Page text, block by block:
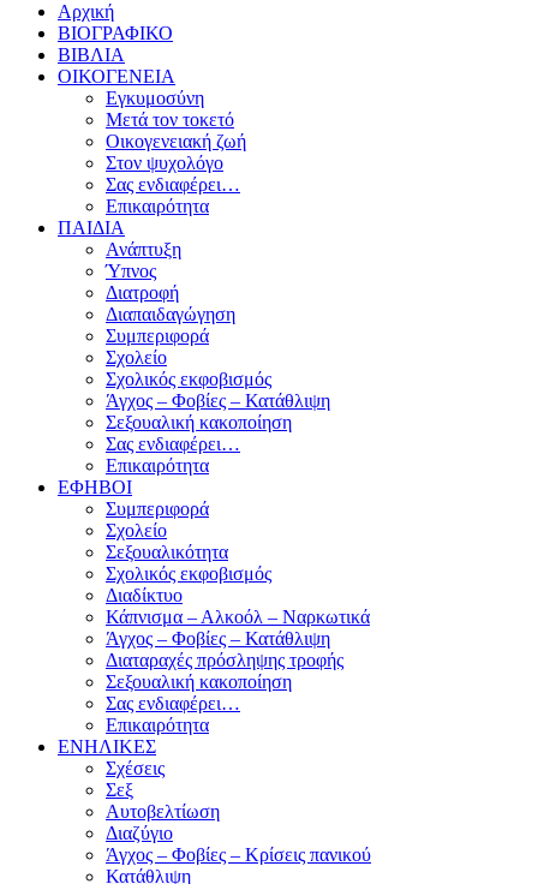
Αρχική
ΒΙΟΓΡΑΦΙΚΟ
ΒΙΒΛΙΑ
ΟΙΚΟΓΕΝΕΙΑ
Εγκυμοσύνη
Μετά τον τοκετό
Οικογενειακή ζωή
Στον ψυχολόγο
Σας ενδιαφέρει…
Επικαιρότητα
ΠΑΙΔΙΑ
Ανάπτυξη
Ύπνος
Διατροφή
Διαπαιδαγώγηση
Συμπεριφορά
Σχολείο
Σχολικός εκφοβισμός
Άγχος – Φοβίες – Κατάθλιψη
Σεξουαλική κακοποίηση
Σας ενδιαφέρει…
Επικαιρότητα
ΕΦΗΒΟΙ
Συμπεριφορά
Σχολείο
Σεξουαλικότητα
Σχολικός εκφοβισμός
Διαδίκτυο
Κάπνισμα – Αλκοόλ – Ναρκωτικά
Άγχος – Φοβίες – Κατάθλιψη
Διαταραχές πρόσληψης τροφής
Σεξουαλική κακοποίηση
Σας ενδιαφέρει…
Επικαιρότητα
ΕΝΗΛΙΚΕΣ
Σχέσεις
Σεξ
Αυτοβελτίωση
Διαζύγιο
Άγχος – Φοβίες – Κρίσεις πανικού
Κατάθλιψη